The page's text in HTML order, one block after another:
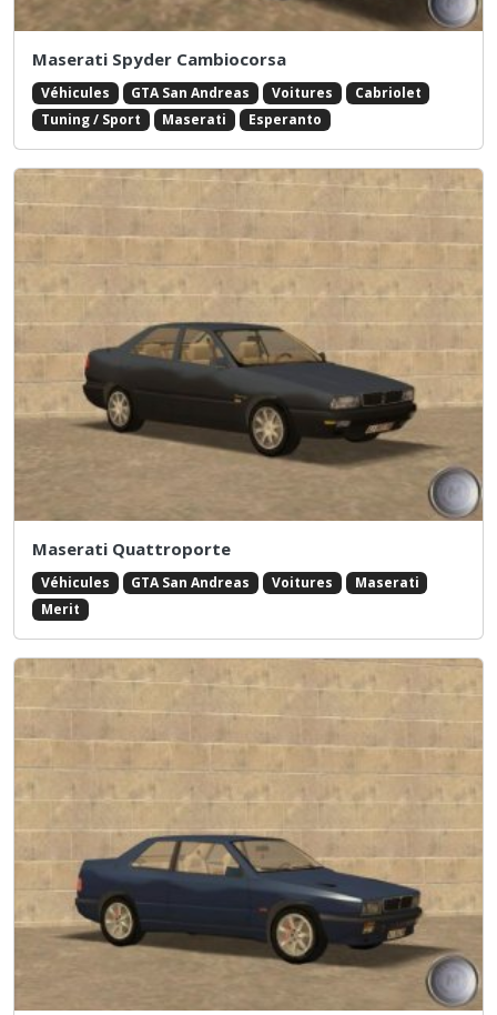
Maserati Spyder Cambiocorsa
Véhicules GTA San Andreas Voitures
Cabriolet
Tuning / Sport
Maserati Esperanto
Maserati Quattroporte
Véhicules GTA San Andreas Voitures
Maserati
Merit